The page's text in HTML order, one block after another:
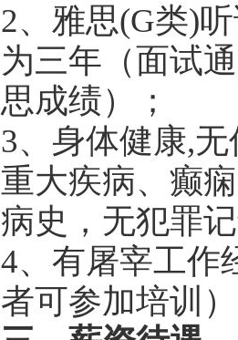
2、雅思(G类)
为三年（面试
思成绩）；
3、身体健康,
重大疾病、癫
病史，无犯罪
4、有屠宰工作
者可参加培训